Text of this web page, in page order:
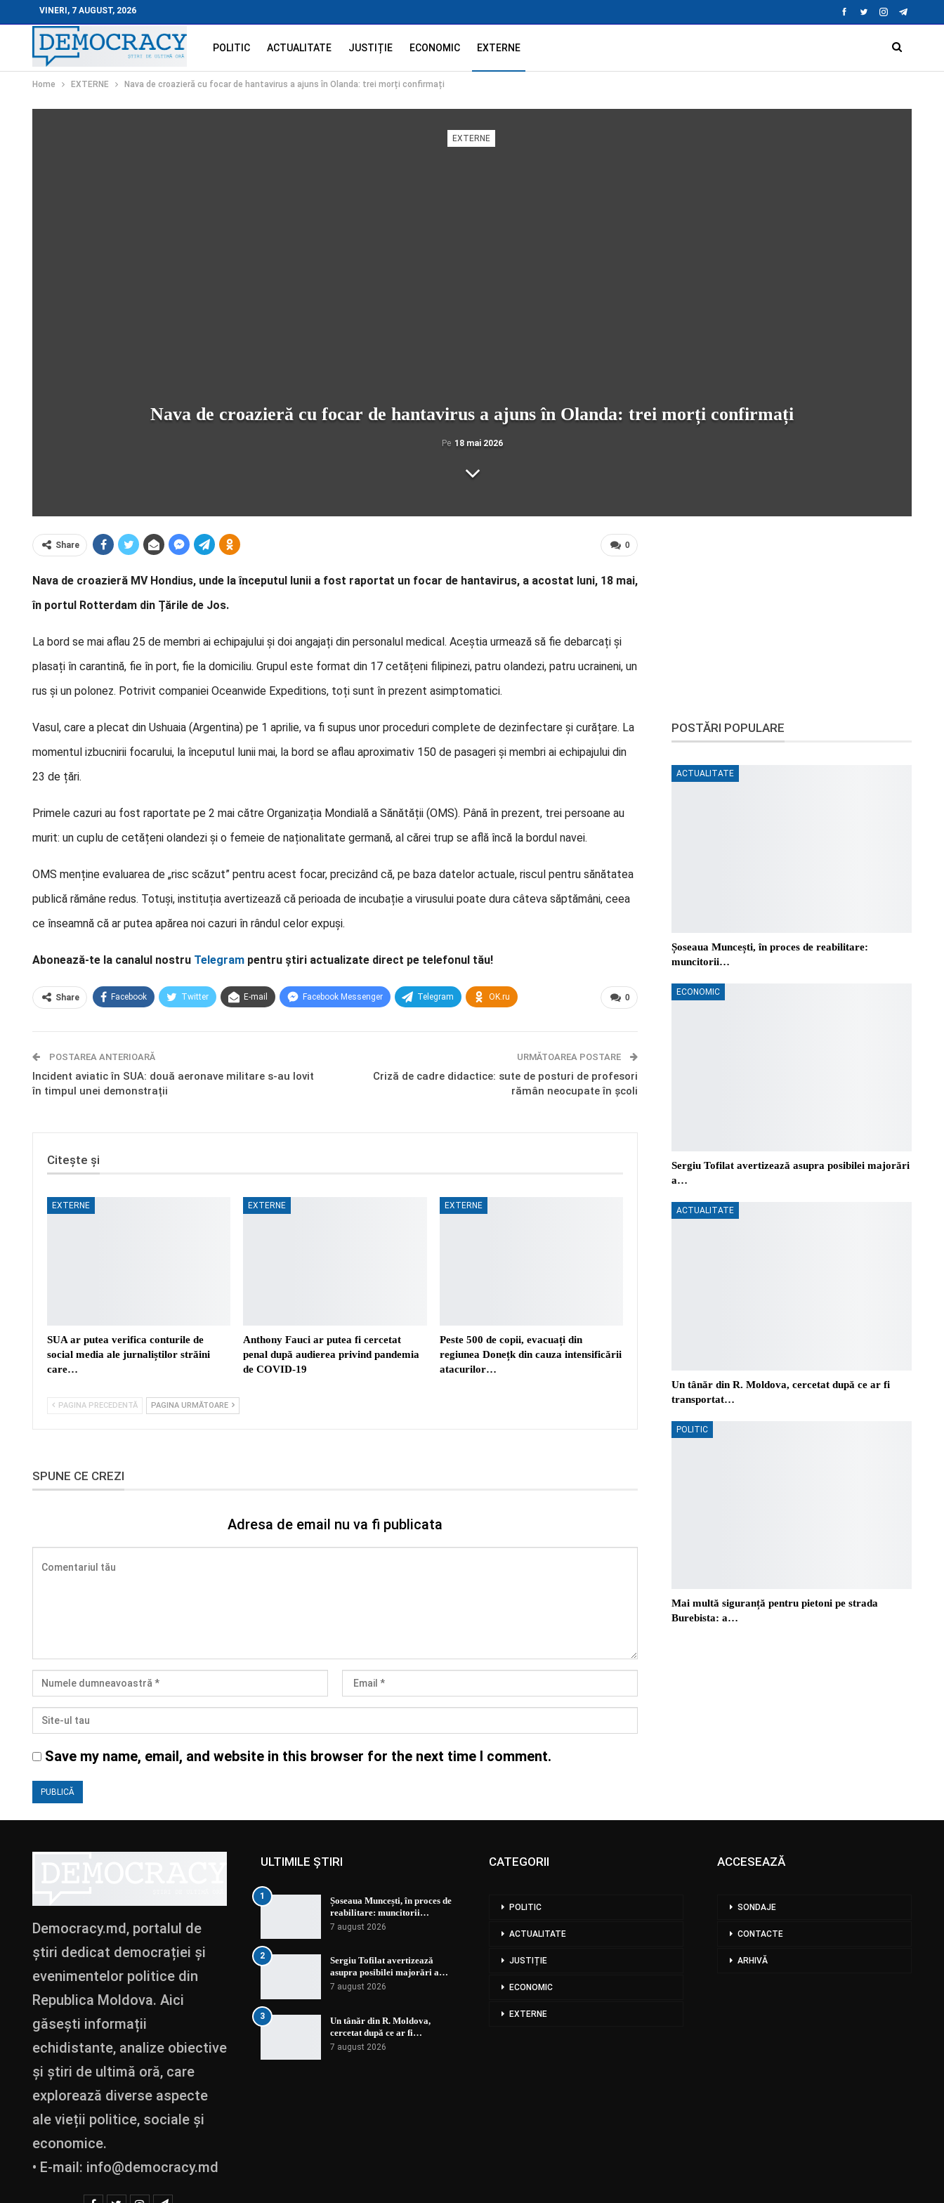
VINERI, 7 AUGUST, 2026
POLITIC ACTUALITATE JUSTIȚIE ECONOMIC EXTERNE
Home EXTERNE Nava de croazieră cu focar de hantavirus a ajuns în Olanda: trei morți confirmați
EXTERNE
Nava de croazieră cu focar de hantavirus a ajuns în Olanda: trei morți confirmați
Pe 18 mai 2026
0
Share
Nava de croazieră MV Hondius, unde la începutul lunii a fost raportat un focar de hantavirus, a acostat luni, 18 mai,
în portul Rotterdam din Țările de Jos.
La bord se mai aflau 25 de membri ai echipajului și doi angajați din personalul medical. Aceștia urmează să fie debarcați și
plasați în carantină, fie în port, fie la domiciliu. Grupul este format din 17 cetățeni filipinezi, patru olandezi, patru ucraineni, un
rus și un polonez. Potrivit companiei Oceanwide Expeditions, toți sunt în prezent asimptomatici.
Vasul, care a plecat din Ushuaia (Argentina) pe 1 aprilie, va fi supus unor proceduri complete de dezinfectare și curățare. La
momentul izbucnirii focarului, la începutul lunii mai, la bord se aflau aproximativ 150 de pasageri și membri ai echipajului din
23 de țări.
Primele cazuri au fost raportate pe 2 mai către Organizația Mondială a Sănătății (OMS). Până în prezent, trei persoane au
murit: un cuplu de cetățeni olandezi și o femeie de naționalitate germană, al cărei trup se află încă la bordul navei.
OMS menține evaluarea de „risc scăzut” pentru acest focar, precizând că, pe baza datelor actuale, riscul pentru sănătatea
publică rămâne redus. Totuși, instituția avertizează că perioada de incubație a virusului poate dura câteva săptămâni, ceea
ce înseamnă că ar putea apărea noi cazuri în rândul celor expuși.
Abonează-te la canalul nostru Telegram pentru știri actualizate direct pe telefonul tău!
0
Share Facebook Twitter E-mail Facebook Messenger Telegram OK.ru
POSTAREA ANTERIOARĂ
Incident aviatic în SUA: două aeronave militare s-au lovit
în timpul unei demonstrații
URMĂTOAREA POSTARE
Criză de cadre didactice: sute de posturi de profesori
rămân neocupate în școli
Citește și
EXTERNE
SUA ar putea verifica conturile de
social media ale jurnaliștilor străini
care…
EXTERNE
Anthony Fauci ar putea fi cercetat
penal după audierea privind pandemia
de COVID-19
EXTERNE
Peste 500 de copii, evacuați din
regiunea Donețk din cauza intensificării
atacurilor…
PAGINA PRECEDENTĂ PAGINA URMĂTOARE
SPUNE CE CREZI
Adresa de email nu va fi publicata
Save my name, email, and website in this browser for the next time I comment.
POSTĂRI POPULARE
ACTUALITATE
Șoseaua Muncești, în proces de reabilitare:
muncitorii…
ECONOMIC
Sergiu Tofilat avertizează asupra posibilei majorări
a…
ACTUALITATE
Un tânăr din R. Moldova, cercetat după ce ar fi
transportat…
POLITIC
Mai multă siguranță pentru pietoni pe strada
Burebista: a…
Democracy.md, portalul de
știri dedicat democrației și
evenimentelor politice din
Republica Moldova. Aici
găsești informații
echidistante, analize obiective
și știri de ultimă oră, care
explorează diverse aspecte
ale vieții politice, sociale și
economice.
• E-mail: info@democracy.md
ULTIMILE ȘTIRI
1
Șoseaua Muncești, în proces de
reabilitare: muncitorii…
7 august 2026
2
Sergiu Tofilat avertizează
asupra posibilei majorări a…
7 august 2026
3
Un tânăr din R. Moldova,
cercetat după ce ar fi…
7 august 2026
CATEGORII
POLITIC
ACTUALITATE
JUSTIȚIE
ECONOMIC
EXTERNE
ACCESEAZĂ
SONDAJE
CONTACTE
ARHIVĂ